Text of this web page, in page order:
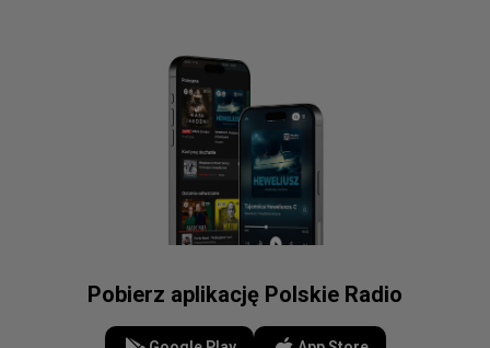
Pobierz aplikację Polskie Radio